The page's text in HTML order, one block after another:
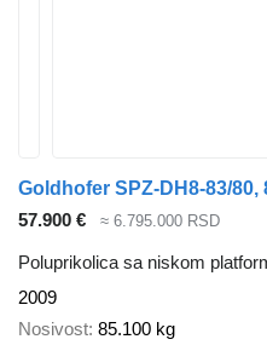
57.900 € ≈ 6.795.000 RSD
Poluprikolica sa niskom
2009
Nosivost 85.100 kg